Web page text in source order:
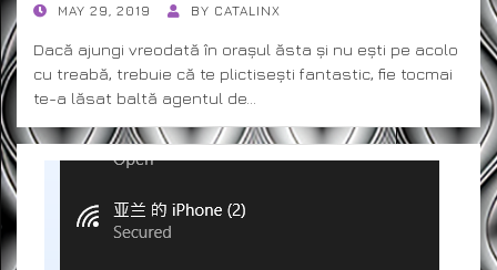
POSTEDMAY 29, 2019 BY CATALINX
Dacă ajungi vreodată în orașul ăsta și nu ești pe acolo
cu treabă, trebuie că te plictisești fantastic, fie tocmai
te-a lăsat baltă agentul de…